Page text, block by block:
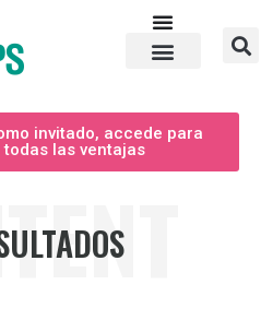
herramientas
invitado, accede para
las ventajas